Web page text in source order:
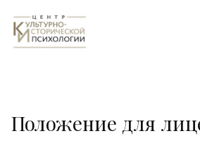
Положение для